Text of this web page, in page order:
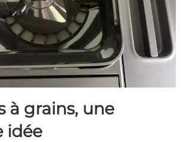
à grains, une
idée